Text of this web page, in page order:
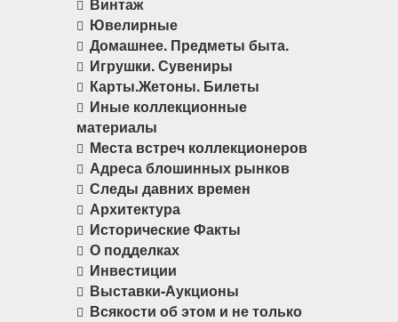
Ювелирные
Домашнее. Предметы быта.
Игрушки. Сувениры
Карты.Жетоны. Билеты
Иные коллекционные
материалы
Места встреч коллекционеров
Адреса блошинных рынков
Следы давних времен
Архитектура
Исторические Факты
О подделках
Инвестиции
Выставки-Аукционы
Всякости об этом и не только